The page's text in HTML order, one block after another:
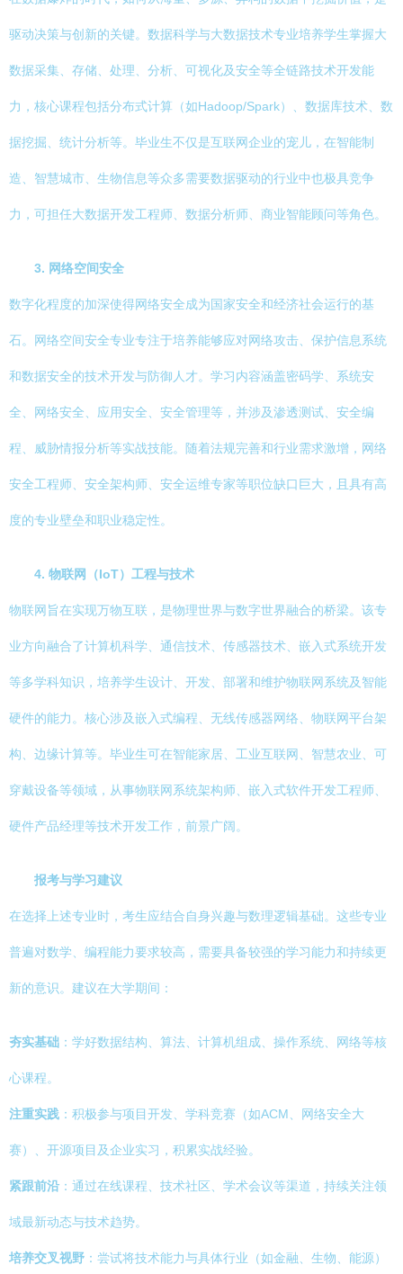
驱动决策与创新的关键。数据科学与大数据技术专业培养学生掌握大
数据采集、存储、处理、分析、可视化及安全等全链路技术开发能
力，核心课程包括分布式计算（如Hadoop/Spark）、数据库技术、数
据挖掘、统计分析等。毕业生不仅是互联网企业的宠儿，在智能制
造、智慧城市、生物信息等众多需要数据驱动的行业中也极具竞争
力，可担任大数据开发工程师、数据分析师、商业智能顾问等角色。
3. 网络空间安全
数字化程度的加深使得网络安全成为国家安全和经济社会运行的基
石。网络空间安全专业专注于培养能够应对网络攻击、保护信息系统
和数据安全的技术开发与防御人才。学习内容涵盖密码学、系统安
全、网络安全、应用安全、安全管理等，并涉及渗透测试、安全编
程、威胁情报分析等实战技能。随着法规完善和行业需求激增，网络
安全工程师、安全架构师、安全运维专家等职位缺口巨大，且具有高
度的专业壁垒和职业稳定性。
4. 物联网（IoT）工程与技术
物联网旨在实现万物互联，是物理世界与数字世界融合的桥梁。该专
业方向融合了计算机科学、通信技术、传感器技术、嵌入式系统开发
等多学科知识，培养学生设计、开发、部署和维护物联网系统及智能
硬件的能力。核心涉及嵌入式编程、无线传感器网络、物联网平台架
构、边缘计算等。毕业生可在智能家居、工业互联网、智慧农业、可
穿戴设备等领域，从事物联网系统架构师、嵌入式软件开发工程师、
硬件产品经理等技术开发工作，前景广阔。
报考与学习建议
在选择上述专业时，考生应结合自身兴趣与数理逻辑基础。这些专业
普遍对数学、编程能力要求较高，需要具备较强的学习能力和持续更
新的意识。建议在大学期间：
夯实基础 ：学好数据结构、算法、计算机组成、操作系统、网络等核
心课程。
注重实践 ：积极参与项目开发、学科竞赛（如ACM、网络安全大
赛）、开源项目及企业实习，积累实战经验。
紧跟前沿 ：通过在线课程、技术社区、学术会议等渠道，持续关注领
域最新动态与技术趋势。
培养交叉视野 ：尝试将技术能力与具体行业（如金融、生物、能源）